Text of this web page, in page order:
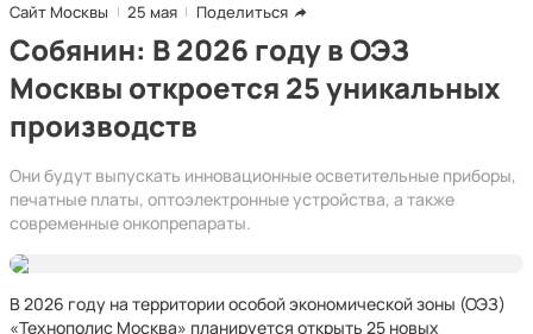
Сайт Москвы 25 мая Поделиться
Собянин: В 2026 году в ОЭЗ
Москвы откроется 25 уникальных
производств
Они будут выпускать инновационные осветительные приборы,
печатные платы, оптоэлектронные устройства, а также
современные онкопрепараты.
В 2026 году на территории особой экономической зоны (ОЭЗ)
«Технополис Москва» планируется открыть 25 новых